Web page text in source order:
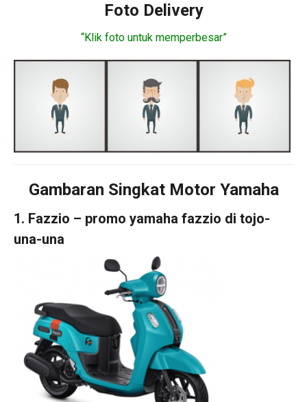
Foto Delivery
“Klik foto untuk memperbesar”
Gambaran Singkat Motor Yamaha
1. Fazzio – promo yamaha fazzio di tojo-
una-una